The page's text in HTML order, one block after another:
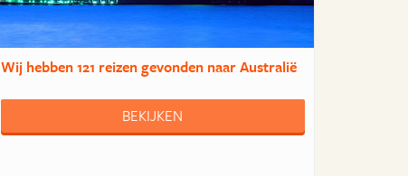
Wij hebben121 reizengevonden naar Australië
BEKIJKEN